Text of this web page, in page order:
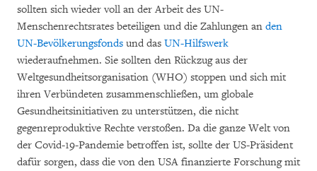
sollten sich wieder voll an der Arbeit des UN-
Menschenrechtsrates beteiligen und die Zahlungen an den
UN-Bevölkerungsfonds und das UN-Hilfswerk
wiederaufnehmen. Sie sollten den Rückzug aus der
Weltgesundheitsorganisation (WHO) stoppen und sich mit
ihren Verbündeten zusammenschließen, um globale
Gesundheitsinitiativen zu unterstützen, die nicht
gegenreproduktive Rechte verstoßen. Da die ganze Welt von
der Covid-19-Pandemie betroffen ist, sollte der US-Präsident
dafür sorgen, dass die von den USA finanzierte Forschung mit